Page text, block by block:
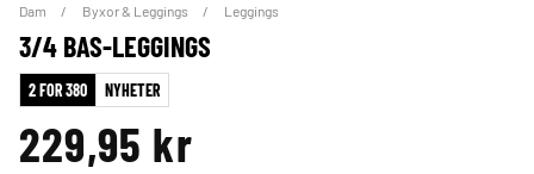
Dam Byxor & Leggings Leggings
3/4 BAS-LEGGINGS
2 FOR 380 NYHETER
229,95 kr